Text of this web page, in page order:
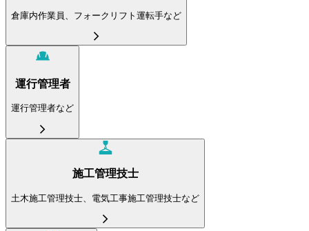
倉庫内作業員、フォークリフト運転手など
運行管理者
運行管理者など
施工管理技士
土木施工管理技士、電気工事施工管理技士など